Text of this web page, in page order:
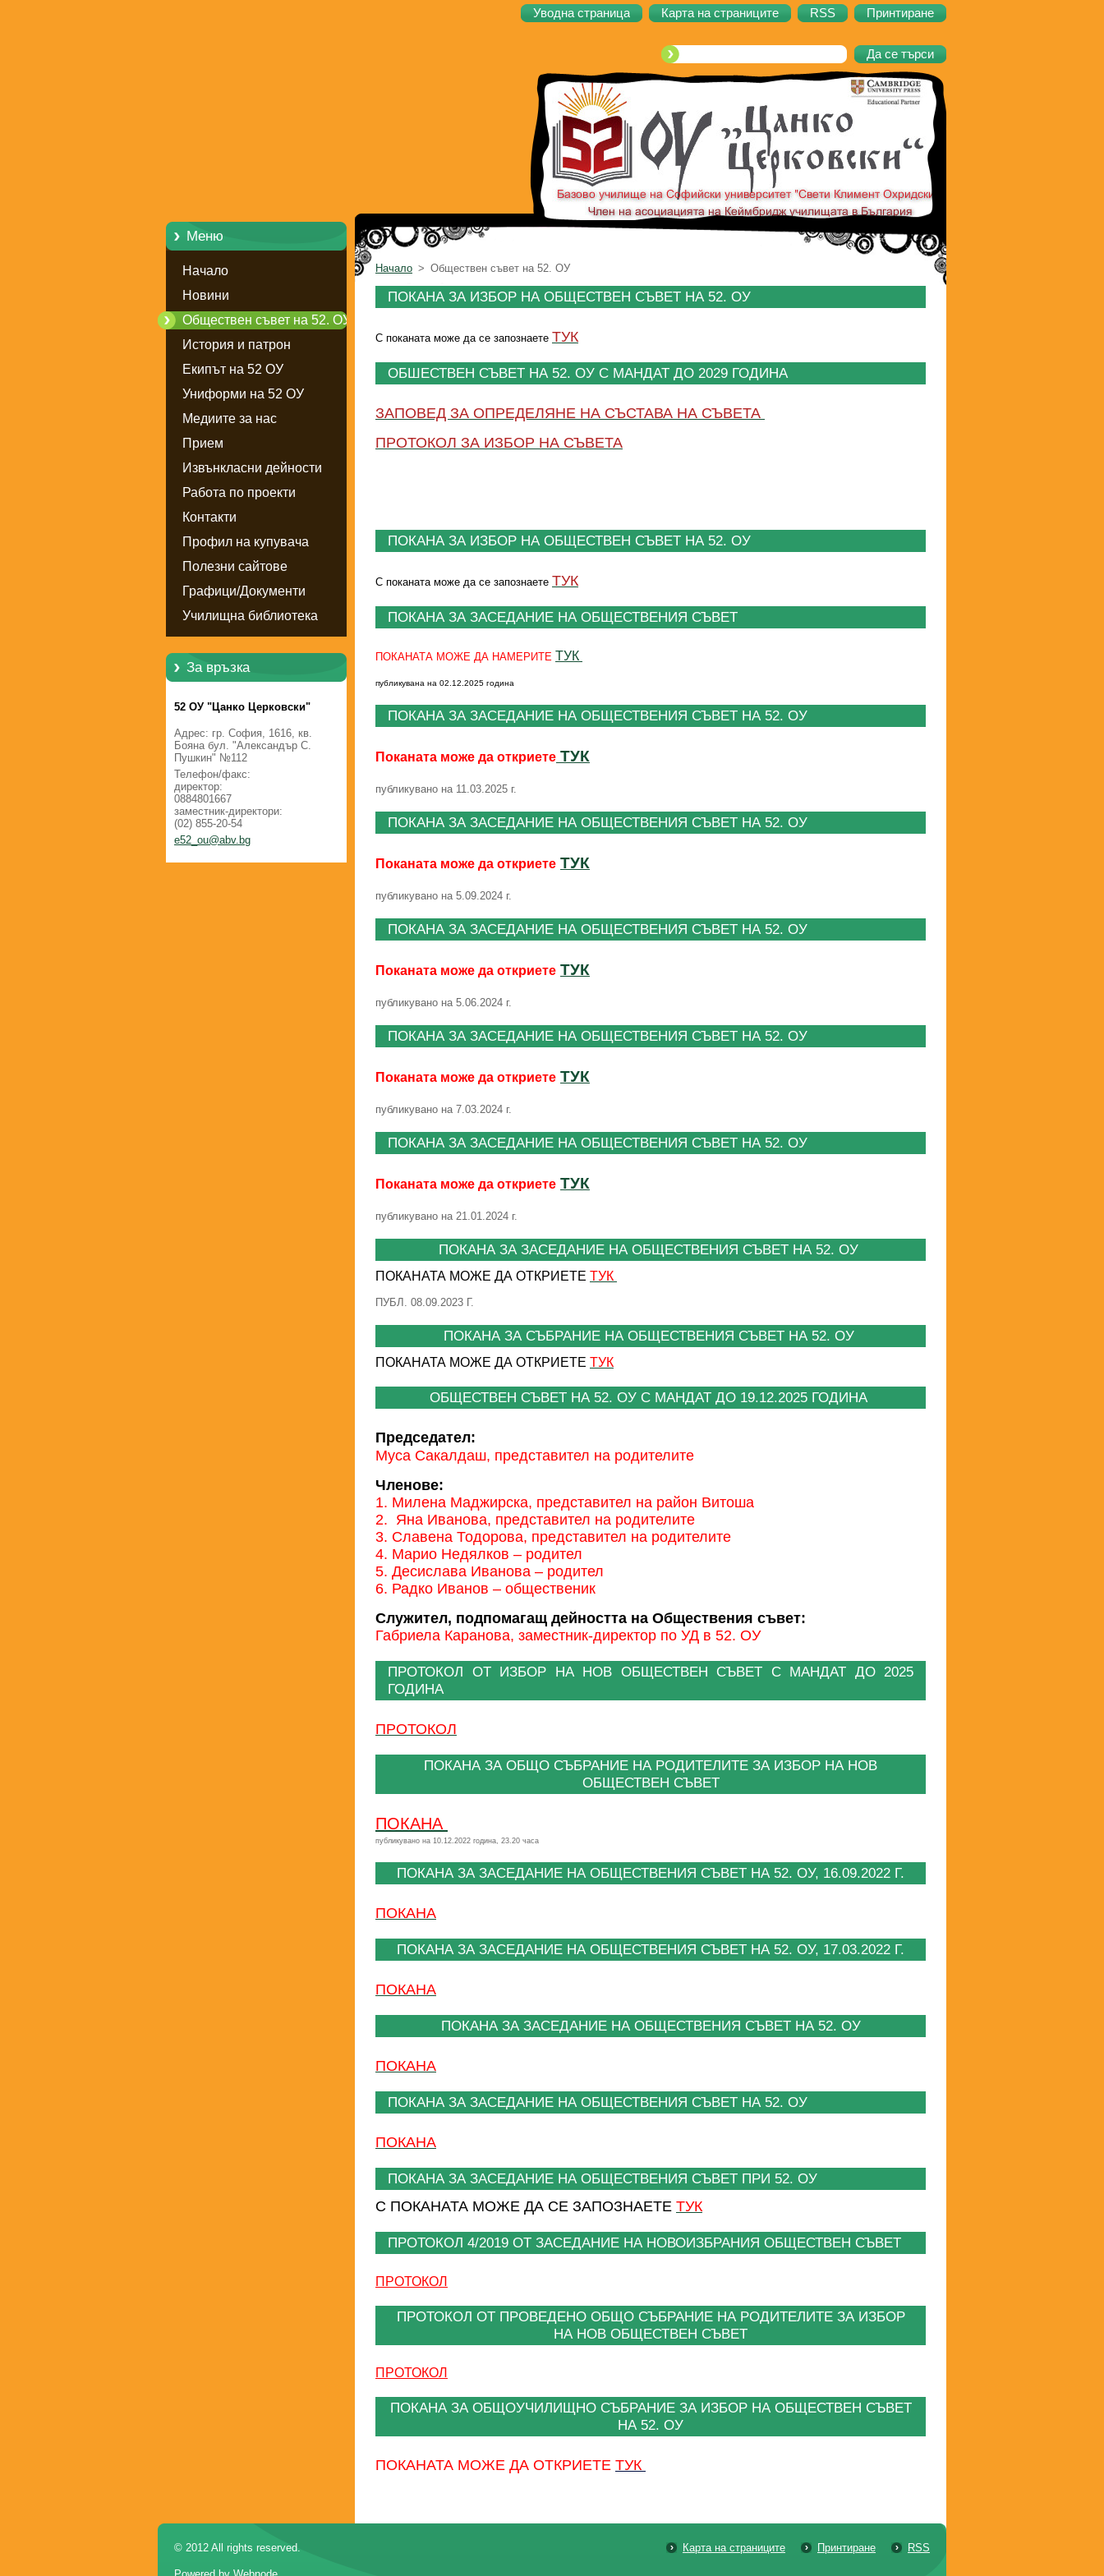
Уводна страница Карта на страниците RSS Принтиране
Меню
Начало
Новини
Обществен съвет на 52. ОУ
История и патрон
Екипът на 52 ОУ
Униформи на 52 ОУ
Медиите за нас
Прием
Извънкласни дейности
Работа по проекти
Контакти
Профил на купувача
Полезни сайтове
Графици/Документи
Училищна библиотека
За връзка
52 ОУ "Цанко Церковски"
Адрес: гр. София, 1616, кв.
Бояна бул. "Александър С.
Пушкин" №112
Телефон/факс:
директор:
0884801667
заместник-директори:
(02) 855-20-54
e52_ou@abv.bg
Начало > Обществен съвет на 52. ОУ
ПОКАНА ЗА ИЗБОР НА ОБЩЕСТВЕН СЪВЕТ НА 52. ОУ
С поканата може да се запознаете ТУК
ОБШЕСТВЕН СЪВЕТ НА 52. ОУ С МАНДАТ ДО 2029 ГОДИНА
ЗАПОВЕД ЗА ОПРЕДЕЛЯНЕ НА СЪСТАВА НА СЪВЕТА
ПРОТОКОЛ ЗА ИЗБОР НА СЪВЕТА
ПОКАНА ЗА ИЗБОР НА ОБЩЕСТВЕН СЪВЕТ НА 52. ОУ
С поканата може да се запознаете ТУК
ПОКАНА ЗА ЗАСЕДАНИЕ НА ОБЩЕСТВЕНИЯ СЪВЕТ
ПОКАНАТА МОЖЕ ДА НАМЕРИТЕ ТУК
публикувана на 02.12.2025 година
ПОКАНА ЗА ЗАСЕДАНИЕ НА ОБЩЕСТВЕНИЯ СЪВЕТ НА 52. ОУ
Поканата може да откриете ТУК
публикувано на 11.03.2025 г.
ПОКАНА ЗА ЗАСЕДАНИЕ НА ОБЩЕСТВЕНИЯ СЪВЕТ НА 52. ОУ
Поканата може да откриете ТУК
публикувано на 5.09.2024 г.
ПОКАНА ЗА ЗАСЕДАНИЕ НА ОБЩЕСТВЕНИЯ СЪВЕТ НА 52. ОУ
Поканата може да откриете ТУК
публикувано на 5.06.2024 г.
ПОКАНА ЗА ЗАСЕДАНИЕ НА ОБЩЕСТВЕНИЯ СЪВЕТ НА 52. ОУ
Поканата може да откриете ТУК
публикувано на 7.03.2024 г.
ПОКАНА ЗА ЗАСЕДАНИЕ НА ОБЩЕСТВЕНИЯ СЪВЕТ НА 52. ОУ
Поканата може да откриете ТУК
публикувано на 21.01.2024 г.
ПОКАНА ЗА ЗАСЕДАНИЕ НА ОБЩЕСТВЕНИЯ СЪВЕТ НА 52. ОУ
ПОКАНАТА МОЖЕ ДА ОТКРИЕТЕ ТУК
ПУБЛ. 08.09.2023 Г.
ПОКАНА ЗА СЪБРАНИЕ НА ОБЩЕСТВЕНИЯ СЪВЕТ НА 52. ОУ
ПОКАНАТА МОЖЕ ДА ОТКРИЕТЕ ТУК
ОБЩЕСТВЕН СЪВЕТ НА 52. ОУ С МАНДАТ ДО 19.12.2025 ГОДИНА
Председател:
Муса Сакалдаш, представител на родителите
Членове:
1. Милена Маджирска, представител на район Витоша
2. Яна Иванова, представител на родителите
3. Славена Тодорова, представител на родителите
4. Марио Недялков – родител
5. Десислава Иванова – родител
6. Радко Иванов – общественик
Служител, подпомагащ дейността на Обществения съвет:
Габриела Каранова, заместник-директор по УД в 52. ОУ
ПРОТОКОЛ ОТ ИЗБОР НА НОВ ОБЩЕСТВЕН СЪВЕТ С МАНДАТ ДО 2025
ГОДИНА
ПРОТОКОЛ
ПОКАНА ЗА ОБЩО СЪБРАНИЕ НА РОДИТЕЛИТЕ ЗА ИЗБОР НА НОВ
ОБЩЕСТВЕН СЪВЕТ
ПОКАНА
публикувано на 10.12.2022 година, 23.20 часа
ПОКАНА ЗА ЗАСЕДАНИЕ НА ОБЩЕСТВЕНИЯ СЪВЕТ НА 52. ОУ, 16.09.2022 Г.
ПОКАНА
ПОКАНА ЗА ЗАСЕДАНИЕ НА ОБЩЕСТВЕНИЯ СЪВЕТ НА 52. ОУ, 17.03.2022 Г.
ПОКАНА
ПОКАНА ЗА ЗАСЕДАНИЕ НА ОБЩЕСТВЕНИЯ СЪВЕТ НА 52. ОУ
ПОКАНА
ПОКАНА ЗА ЗАСЕДАНИЕ НА ОБЩЕСТВЕНИЯ СЪВЕТ НА 52. ОУ
ПОКАНА
ПОКАНА ЗА ЗАСЕДАНИЕ НА ОБЩЕСТВЕНИЯ СЪВЕТ ПРИ 52. ОУ
С ПОКАНАТА МОЖЕ ДА СЕ ЗАПОЗНАЕТЕ ТУК
ПРОТОКОЛ 4/2019 ОТ ЗАСЕДАНИЕ НА НОВОИЗБРАНИЯ ОБЩЕСТВЕН СЪВЕТ
ПРОТОКОЛ
ПРОТОКОЛ ОТ ПРОВЕДЕНО ОБЩО СЪБРАНИЕ НА РОДИТЕЛИТЕ ЗА ИЗБОР
НА НОВ ОБЩЕСТВЕН СЪВЕТ
ПРОТОКОЛ
ПОКАНА ЗА ОБЩОУЧИЛИЩНО СЪБРАНИЕ ЗА ИЗБОР НА ОБЩЕСТВЕН СЪВЕТ
НА 52. ОУ
ПОКАНАТА МОЖЕ ДА ОТКРИЕТЕ ТУК
Карта на страниците Принтиране RSS
© 2012 All rights reserved.